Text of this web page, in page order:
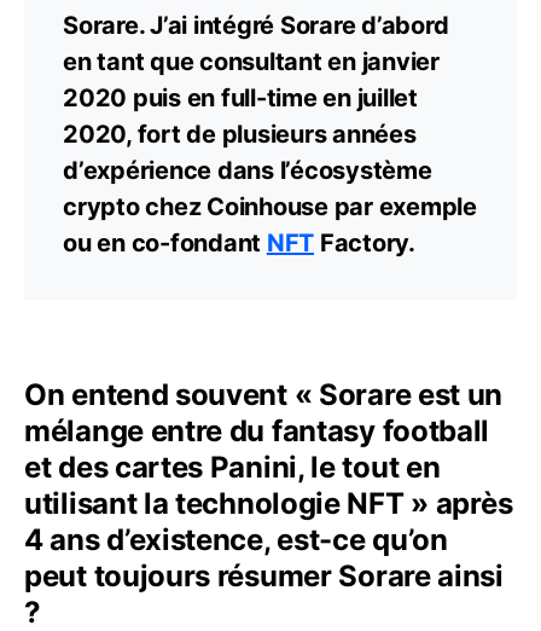
Sorare. J’ai intégré Sorare d’abord
en tant que consultant en janvier
2020 puis en full-time en juillet
2020, fort de plusieurs années
d’expérience dans l’écosystème
crypto chez Coinhouse par exemple
ou en co-fondant NFT Factory.
On entend souvent « Sorare est un
mélange entre du fantasy football
et des cartes Panini, le tout en
utilisant la technologie NFT » après
4 ans d’existence, est-ce qu’on
peut toujours résumer Sorare ainsi
?